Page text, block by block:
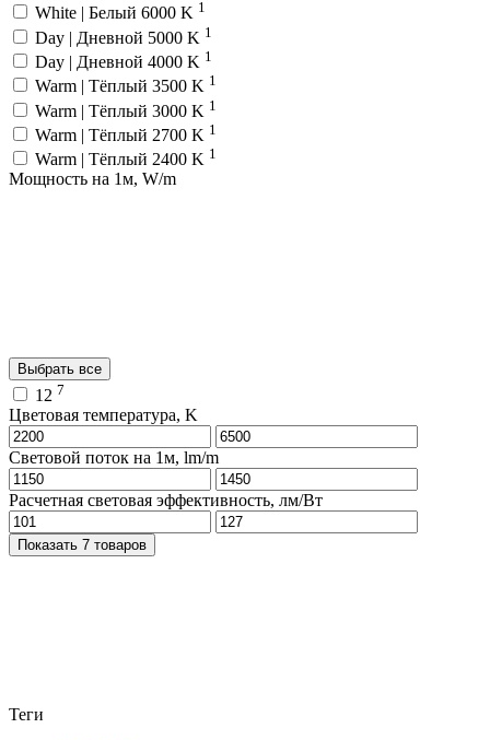
White | Белый 6000 K 1
Day | Дневной 5000 K 1
Day | Дневной 4000 K 1
Warm | Тёплый 3500 K 1
Warm | Тёплый 3000 K 1
Warm | Тёплый 2700 K 1
Warm | Тёплый 2400 K 1
Мощность на 1м, W/m
Выбрать все
12 7
Цветовая температура, K
Световой поток на 1м, lm/m
Расчетная световая эффективность, лм/Вт
Показать 7 товаров
Теги